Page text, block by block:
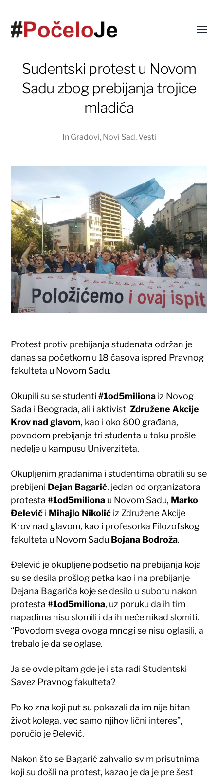
Sudentski protest u Novom
Sadu zbog prebijanja trojice
mladića
In Gradovi, Novi Sad, Vesti
Protest protiv prebijanja studenata održan je
danas sa početkom u 18 časova ispred Pravnog
fakulteta u Novom Sadu.
Okupili su se studenti#1od5miliona iz Novog
Sada i Beograda, ali i aktivistiZdružene Akcije
Krov nad glavom, kao i oko 800 građana,
povodom prebijanja tri studenta u toku prošle
nedelje u kampusu Univerziteta.
Okupljenim građanima i studentima obratili su se
prebijeni Dejan Bagarić, jedan od organizatora
protesta#1od5miliona u Novom Sadu, Marko
Đelević i Mihajlo Nikolić iz Združene Akcije
Krov nad glavom, kao i profesorka Filozofskog
fakulteta u Novom Sadu Bojana Bodroža.
Đelević je okupljene podsetio na prebijanja koja
su se desila prošlog petka kao i na prebijanje
Dejana Bagarića koje se desilo u subotu nakon
protesta#1od5miliona, uz poruku da ih tim
napadima nisu slomili i da ih neće nikad slomiti.
“Povodom svega ovoga mnogi se nisu oglasili, a
trebalo je da se oglase.
Ja se ovde pitam gde je i sta radi Studentski
Savez Pravnog fakulteta?
Po ko zna koji put su pokazali da im nije bitan
život kolega, vec samo njihov lični interes”,
poručio je Đelević.
Nakon što se Bagarić zahvalio svim prisutnima
koji su došli na protest, kazao je da je pre šest